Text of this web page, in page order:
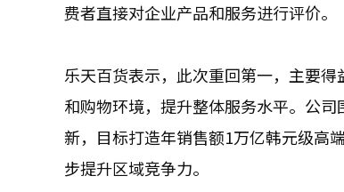
费者直接对企业产品和服务进行评价。
乐天百货表示，此次重回第一，主要
和购物环境，提升整体服务水平。公
新，目标打造年销售额1万亿韩元级高
步提升区域竞争力。